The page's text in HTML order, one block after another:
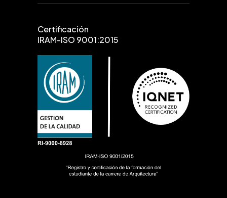
Certificación
IRAM-ISO 9001:2015